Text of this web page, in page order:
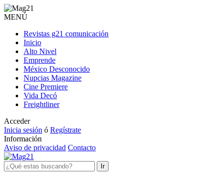
MENÚ
Revistas g21 comunicación
Inicio
Alto Nivel
Emprende
México Desconocido
Nupcias Magazine
Cine Premiere
Vida Decó
Freightliner
Acceder
Inicia sesión ó Regístrate
Información
Aviso de privacidad Contacto
Ir